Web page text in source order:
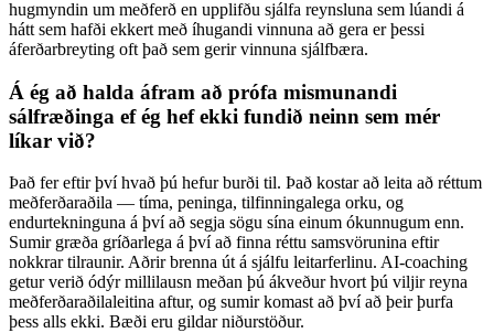
hugmyndin um meðferð en upplifðu sjálfa reynsluna sem lúandi á
hátt sem hafði ekkert með íhugandi vinnuna að gera er þessi
áferðarbreyting oft það sem gerir vinnuna sjálfbæra.
Á ég að halda áfram að prófa mismunandi
sálfræðinga ef ég hef ekki fundið neinn sem mér
líkar við?
Það fer eftir því hvað þú hefur burði til. Það kostar að leita að réttum
meðferðaraðila — tíma, peninga, tilfinningalega orku, og
endurtekninguna á því að segja sögu sína einum ókunnugum enn.
Sumir græða gríðarlega á því að finna réttu samsvörunina eftir
nokkrar tilraunir. Aðrir brenna út á sjálfu leitarferlinu. AI-coaching
getur verið ódýr millilausn meðan þú ákveður hvort þú viljir reyna
meðferðaraðilaleitina aftur, og sumir komast að því að þeir þurfa
þess alls ekki. Bæði eru gildar niðurstöður.